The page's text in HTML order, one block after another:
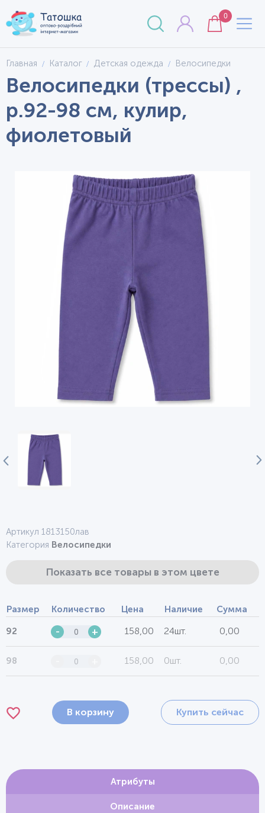
0
Главная Каталог Детская одежда Велосипедки
Велосипедки (трессы) ,
р.92-98 см, кулир,
фиолетовый
Артикул 1813150лав
Категория Велосипедки
Показать все товары в этом цвете
Размер Количество Цена Наличие Сумма
92 - + 158,00 24шт. 0,00
98 158,00 0шт. 0,00
В корзину Купить сейчас
Атрибуты
Описание